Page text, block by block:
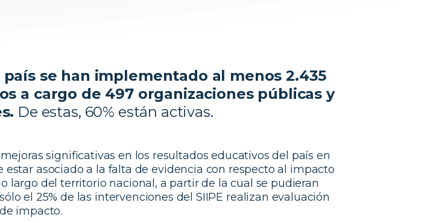
país se han implementado al menos 2.435
a cargo de 497 organizaciones públicas y
De estas, 60% están activas.
significativas en los resultados educativos del país en
asociado a la falta de evidencia con respecto al impacto
largo del territorio nacional, a partir de la cual se pudieran
el 25% de las intervenciones del SIIPE realizan evaluación
de impacto.